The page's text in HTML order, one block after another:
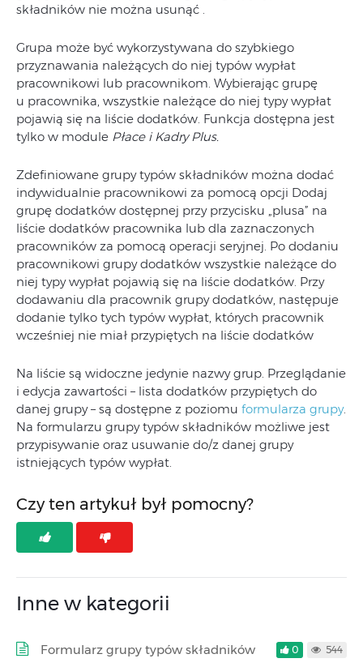
składników nie można usunąć .
Grupa może być wykorzystywana do szybkiego
przyznawania należących do niej typów wypłat
pracownikowi lub pracownikom. Wybierając grupę
u pracownika, wszystkie należące do niej typy wypłat
pojawią się na liście dodatków. Funkcja dostępna jest
tylko w module Płace i Kadry Plus.
Zdefiniowane grupy typów składników można dodać
indywidualnie pracownikowi za pomocą opcji Dodaj
grupę dodatków dostępnej przy przycisku „plusa” na
liście dodatków pracownika lub dla zaznaczonych
pracowników za pomocą operacji seryjnej. Po dodaniu
pracownikowi grupy dodatków wszystkie należące do
niej typy wypłat pojawią się na liście dodatków. Przy
dodawaniu dla pracownik grupy dodatków, następuje
dodanie tylko tych typów wypłat, których pracownik
wcześniej nie miał przypiętych na liście dodatków
Na liście są widoczne jedynie nazwy grup. Przeglądanie
i edycja zawartości – lista dodatków przypiętych do
danej grupy – są dostępne z poziomu formularza grupy.
Na formularzu grupy typów składników możliwe jest
przypisywanie oraz usuwanie do/z danej grupy
istniejących typów wypłat.
Czy ten artykuł był pomocny?
Inne w kategorii
Formularz grupy typów składników 0 544